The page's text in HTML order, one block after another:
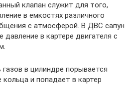
клапан служит для того,
в емкостях различного
с атмосферой. В ДВС сапун
давление в картере двигателя с
в цилиндре порывается
и попадает в картер